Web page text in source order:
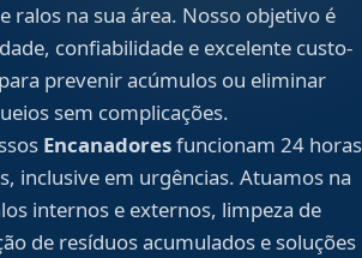
ralos na sua área. Nosso objetivo é
confiabilidade e excelente custo-
prevenir acúmulos ou eliminar
sem complicações.
Encanadoresfuncionam 24 horas
inclusive em urgências. Atuamos na
internos e externos, limpeza de
de resíduos acumulados e soluções